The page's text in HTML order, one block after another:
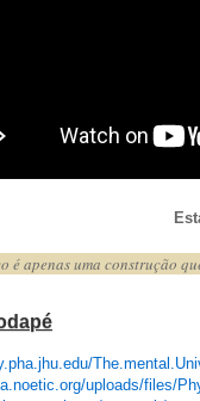
é apenas uma construção
uploads/files/